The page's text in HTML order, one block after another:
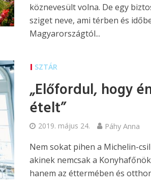
köznevesült volna. De egy
sziget neve, ami térben és
Magyarországtól...
SZTÁR
„Előfordul, hogy
ételt”
2019. május 24. Páhy Anna
Nem sokat pihen a Michelin-
akinek nemcsak a
hanem az éttermében és